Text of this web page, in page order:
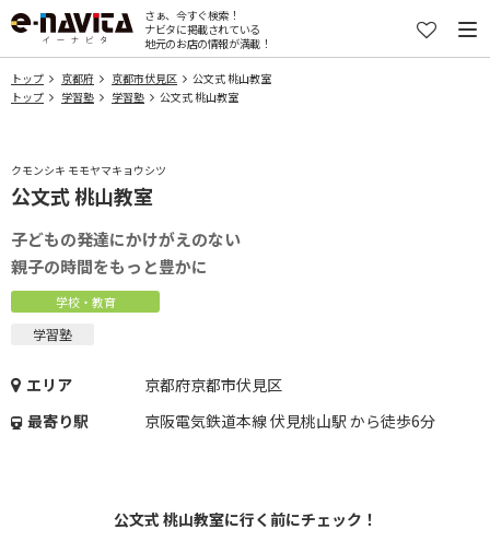
さぁ、今すぐ検索！
ナビタに掲載されている
地元のお店の情報が満載！
トップ 京都府 京都市伏見区
公文式 桃山教室
トップ
学習塾 学習塾 公文式 桃山教室
クモンシキ モモヤマキョウシツ
公文式 桃山教室
子どもの発達にかけがえのない
親子の時間をもっと豊かに
学校・教育
学習塾
エリア
京都府京都市伏見区
最寄り駅
京阪電気鉄道本線 伏見桃山駅 から徒歩6分
公文式 桃山教室に行く前にチェック！